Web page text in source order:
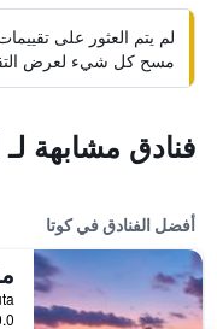
لم يتم العثور على
مسح كل شيء لعرض
فنادق مشابهة
أفضل الفنادق في كوتا
0.0 كيلومتر